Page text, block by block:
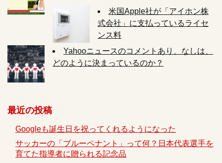
米国Apple社が「アイホン株
式会社」に支払っているライセ
ンス料
Yahooニュースのコメントあり、なしは、
どのように決まっているのか？
最近の投稿
Googleも誕生日を祝ってくれるようになった
サッカーの「ブルーペナント」って何？日本代表選手を
育てた指導者に贈られる記念品